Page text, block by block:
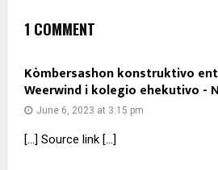
1 COMMENT
Kòmbersashon konstruktivo
Weerwind i kolegio ehekutivo -
June 6, 2023 at 3:15 pm
[…] Source link […]